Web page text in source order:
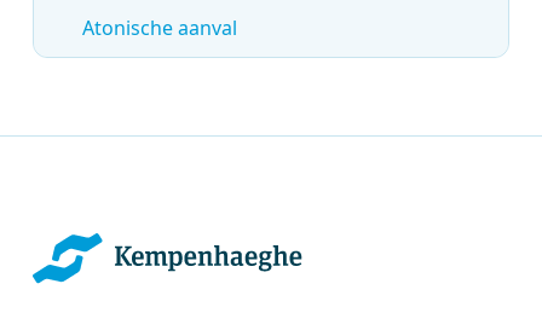
Atonische aanval